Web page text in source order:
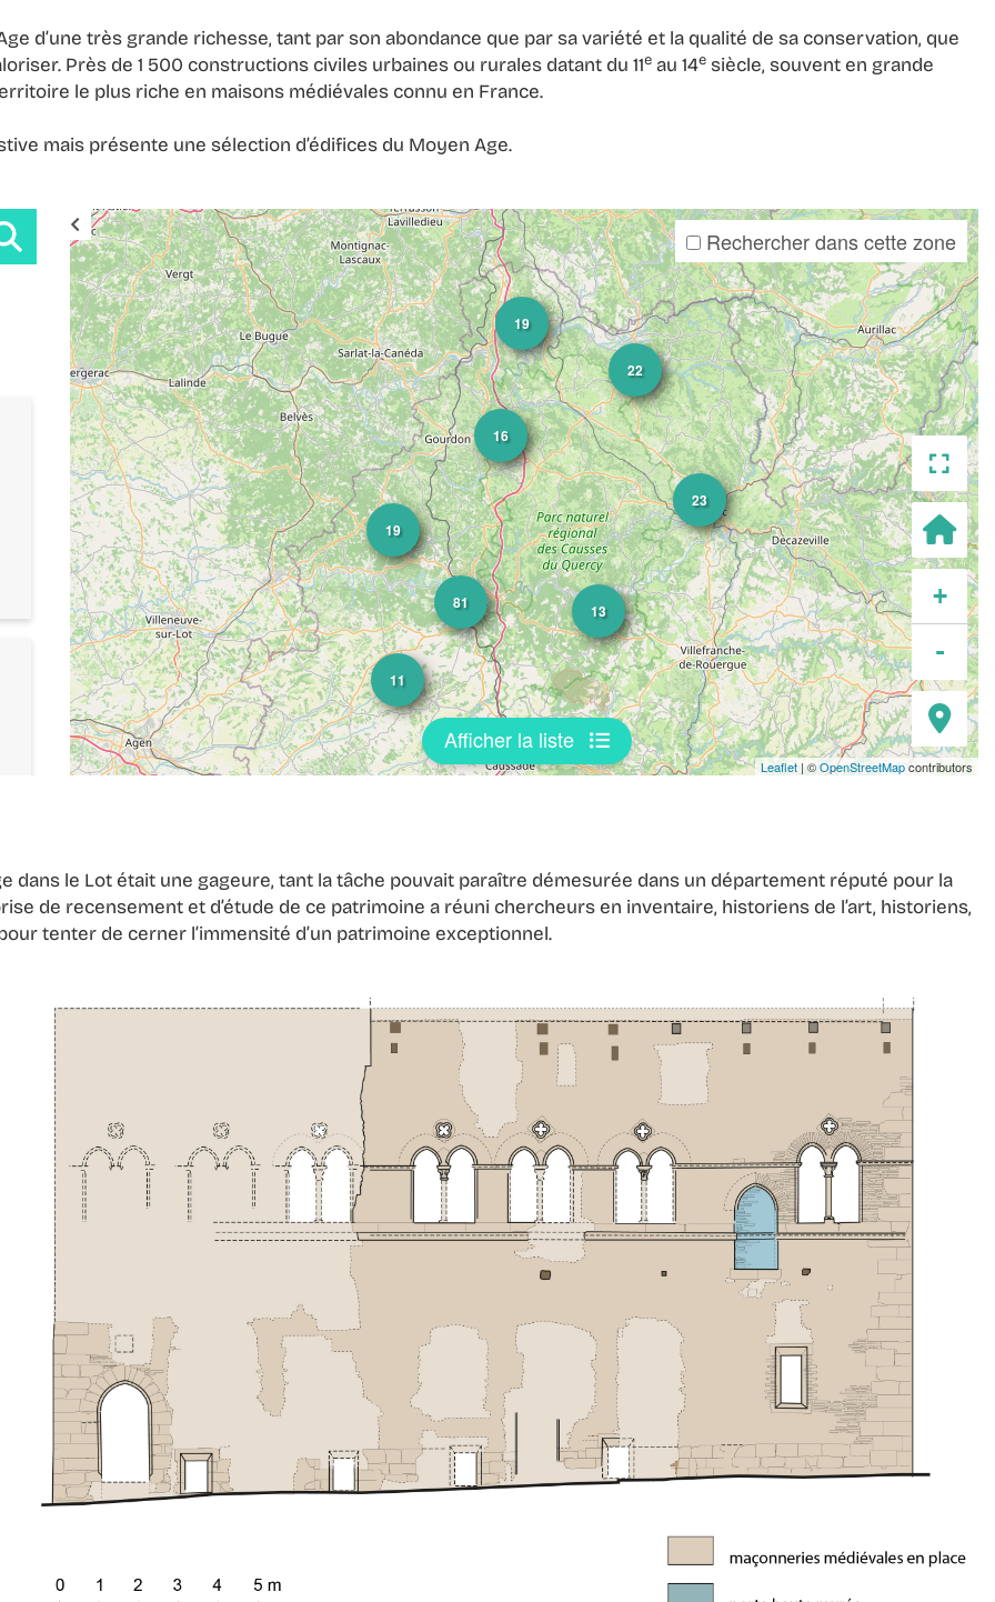
d’une très grande richesse, tant par son abondance que par sa variété et la qualité de sa conservation, que
Près de 1 500 constructions civiles urbaines ou rurales datant du 11e au 14e siècle, souvent en grande
le plus riche en maisons médiévales connu en France.
mais présente une sélection d’édifices du Moyen Age.
22
19
23
11
13
19
16
81
Rechercher dans cette zone
Afficher la liste
le
plein
le
de
+
-
Leaflet | ©OpenStreetMapcontributors
dans le Lot était une gageure, tant la tâche pouvait paraître démesurée dans un département réputé pour la
de recensement et d’étude de ce patrimoine a réuni chercheurs en inventaire, historiens de l’art, historiens,
tenter de cerner l’immensité d’un patrimoine exceptionnel.